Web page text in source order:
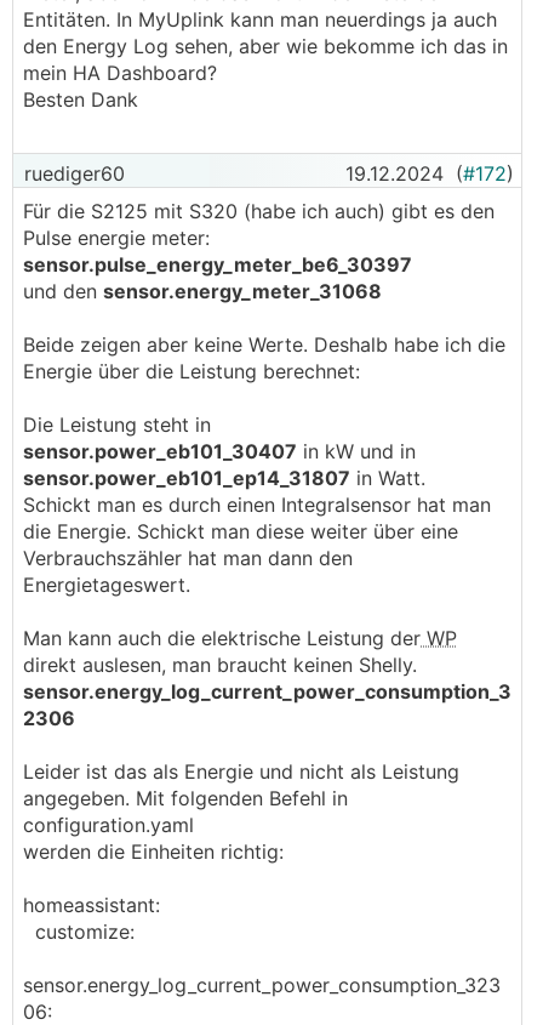
Entitäten. In MyUplink kann man neuerdings ja auch
den Energy Log sehen, aber wie bekomme ich das in
mein HA Dashboard?
Besten Dank
ruediger60 19.12.2024 (#172)
Für die S2125 mit S320 (habe ich auch) gibt es den
Pulse energie meter:
sensor.pulse_energy_meter_be6_30397
und den sensor.energy_meter_31068
Beide zeigen aber keine Werte. Deshalb habe ich die
Energie über die Leistung berechnet:
Die Leistung steht in
sensor.power_eb101_30407 in kW und in
sensor.power_eb101_ep14_31807 in Watt.
Schickt man es durch einen Integralsensor hat man
die Energie. Schickt man diese weiter über eine
Verbrauchszähler hat man dann den
Energietageswert.
Man kann auch die elektrische Leistung der WP
direkt auslesen, man braucht keinen Shelly.
sensor.energy_log_current_power_consumption_3
2306
Leider ist das als Energie und nicht als Leistung
angegeben. Mit folgenden Befehl in
configuration.yaml
werden die Einheiten richtig:
homeassistant:
customize:
sensor.energy_log_current_power_consumption_323
06: